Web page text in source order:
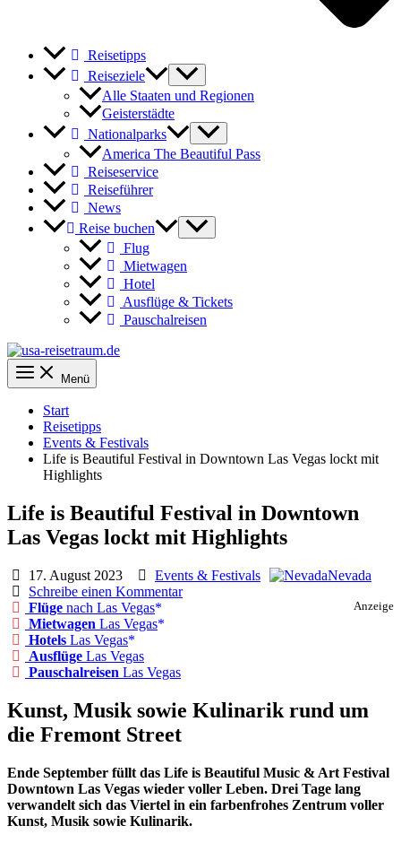
Reisetipps
Reiseziele
Alle Staaten und Regionen
Geisterstädte
Nationalparks
America The Beautiful Pass
Reiseservice
Reiseführer
News
Reise buchen
Flug
Mietwagen
Hotel
Ausflüge & Tickets
Pauschalreisen
Menü
Start
Reisetipps
Events & Festivals
Life is Beautiful Festival in Downtown Las Vegas lockt mit
Highlights
Life is Beautiful Festival in Downtown
Las Vegas lockt mit Highlights
17. August 2023 Events & Festivals
Nevada
Schreibe einen Kommentar
Anzeige
Flüge nach Las Vegas
Mietwagen Las Vegas
Hotels Las Vegas
Ausflüge Las Vegas
Pauschalreisen Las Vegas
Kunst, Musik sowie Kulinarik rund um
die Fremont Street
Ende September füllt das Life is Beautiful Music & Art Festival
Downtown Las Vegas wieder voller Leben. Drei Tage lang
verwandelt sich das Viertel in ein farbenfrohes Zentrum voller
Kunst, Musik sowie Kulinarik.